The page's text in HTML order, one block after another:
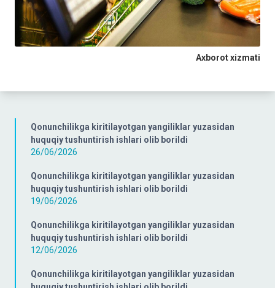
Qonunchilikga kiritilayotgan yangiliklar yuzasidan
huquqiy tushuntirish ishlari olib borildi
26/06/2026
Qonunchilikga kiritilayotgan yangiliklar yuzasidan
huquqiy tushuntirish ishlari olib borildi
19/06/2026
Qonunchilikga kiritilayotgan yangiliklar yuzasidan
huquqiy tushuntirish ishlari olib borildi
12/06/2026
Qonunchilikga kiritilayotgan yangiliklar yuzasidan
Axborot xizmati